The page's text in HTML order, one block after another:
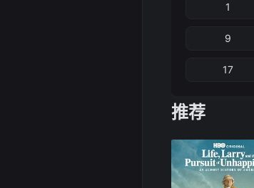
1
9
17
推荐